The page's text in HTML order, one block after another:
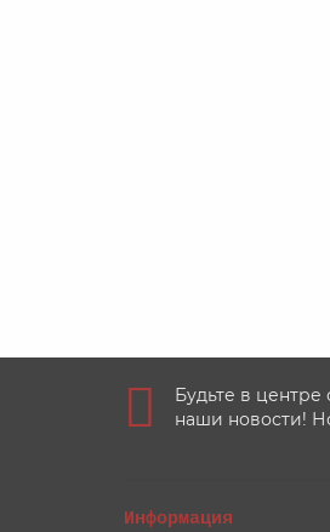
Будьте в
наши новости!
Информация